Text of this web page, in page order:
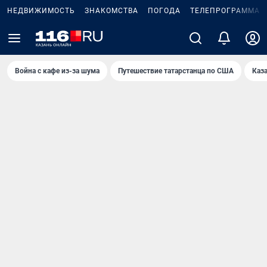
НЕДВИЖИМОСТЬ ЗНАКОМСТВА ПОГОДА ТЕЛЕПРОГРАММА
Война с кафе из-за шума Путешествие татарстанца по США